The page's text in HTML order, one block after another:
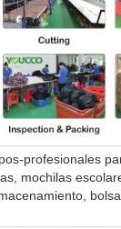
profesionales
mochilas